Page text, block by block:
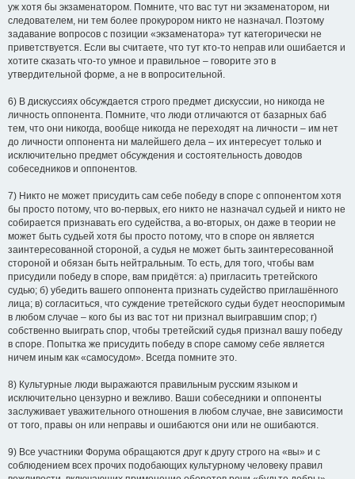
уж хотя бы экзаменатором. Помните, что вас тут ни экзаменатором, ни
следователем, ни тем более прокурором никто не назначал. Поэтому
задавание вопросов с позиции «экзаменатора» тут категорически не
приветствуется. Если вы считаете, что тут кто-то неправ или ошибается и
хотите сказать что-то умное и правильное – говорите это в
утвердительной форме, а не в вопросительной.
6) В дискуссиях обсуждается строго предмет дискуссии, но никогда не
личность оппонента. Помните, что люди отличаются от базарных баб
тем, что они никогда, вообще никогда не переходят на личности – им нет
до личности оппонента ни малейшего дела – их интересует только и
исключительно предмет обсуждения и состоятельность доводов
собеседников и оппонентов.
7) Никто не может присудить сам себе победу в споре с оппонентом хотя
бы просто потому, что во-первых, его никто не назначал судьей и никто не
собирается признавать его судейства, а во-вторых, он даже в теории не
может быть судьей хотя бы просто потому, что в споре он является
заинтересованной стороной, а судья не может быть заинтересованной
стороной и обязан быть нейтральным. То есть, для того, чтобы вам
присудили победу в споре, вам придётся: а) пригласить третейского
судью; б) убедить вашего оппонента признать судейство приглашённого
лица; в) согласиться, что суждение третейского судьи будет неоспоримым
в любом случае – кого бы из вас тот ни признал выигравшим спор; г)
собственно выиграть спор, чтобы третейский судья признал вашу победу
в споре. Попытка же присудить победу в споре самому себе является
ничем иным как «самосудом». Всегда помните это.
8) Культурные люди выражаются правильным русским языком и
исключительно цензурно и вежливо. Ваши собеседники и оппоненты
заслуживает уважительного отношения в любом случае, вне зависимости
от того, правы он или неправы и ошибаются они или не ошибаются.
9) Все участники Форума обращаются друг к другу строго на «вы» и с
соблюдением всех прочих подобающих культурному человеку правил